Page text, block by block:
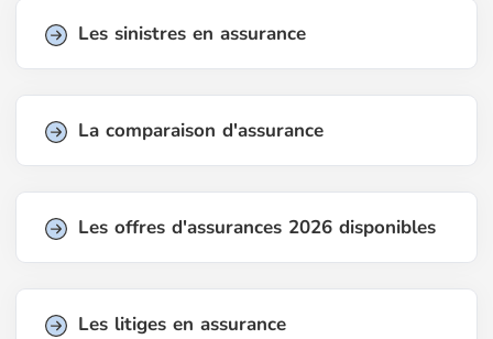
Les sinistres en assurance
La comparaison d'assurance
Les offres d'assurances 2026 disponibles
Les litiges en assurance